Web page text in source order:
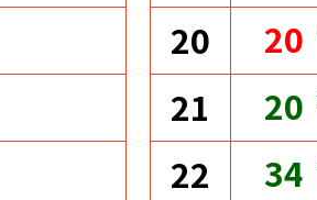
20 20
21 20
22 34